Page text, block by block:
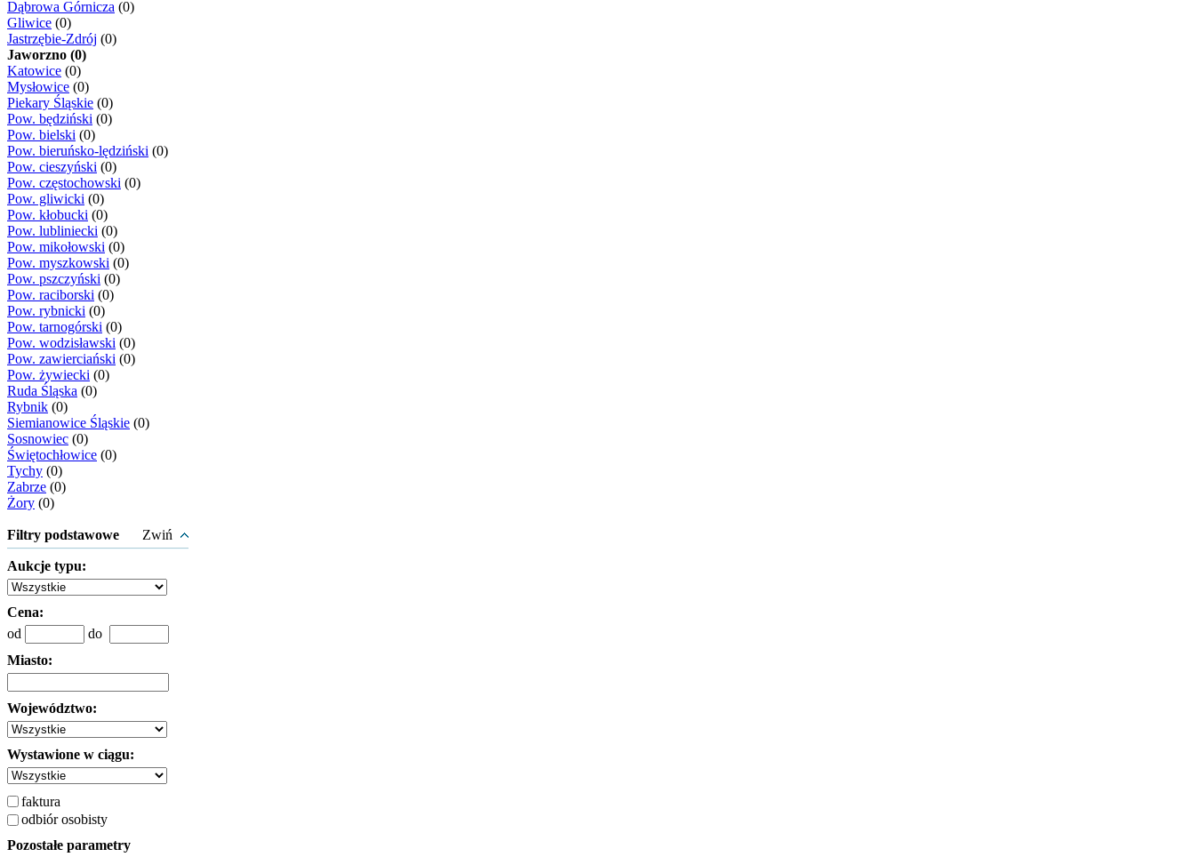
Dąbrowa Górnicza (0)
Gliwice (0)
Jastrzębie-Zdrój (0)
Jaworzno (0)
Katowice (0)
Mysłowice (0)
Piekary Śląskie (0)
Pow. będziński (0)
Pow. bielski (0)
Pow. bieruńsko-lędziński (0)
Pow. cieszyński (0)
Pow. częstochowski (0)
Pow. gliwicki (0)
Pow. kłobucki (0)
Pow. lubliniecki (0)
Pow. mikołowski (0)
Pow. myszkowski (0)
Pow. pszczyński (0)
Pow. raciborski (0)
Pow. rybnicki (0)
Pow. tarnogórski (0)
Pow. wodzisławski (0)
Pow. zawierciański (0)
Pow. żywiecki (0)
Ruda Śląska (0)
Rybnik (0)
Siemianowice Śląskie (0)
Sosnowiec (0)
Świętochłowice (0)
Tychy (0)
Zabrze (0)
Żory (0)
Filtry podstawowe Zwiń
Aukcje typu:
Cena:
od
do
Miasto:
Województwo:
Wystawione w ciągu:
faktura
odbiór osobisty
Pozostałe parametry